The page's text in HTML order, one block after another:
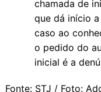
chamada de
que dá início
caso ao
o pedido do
inicial é a
Fonte: STJ / Foto: